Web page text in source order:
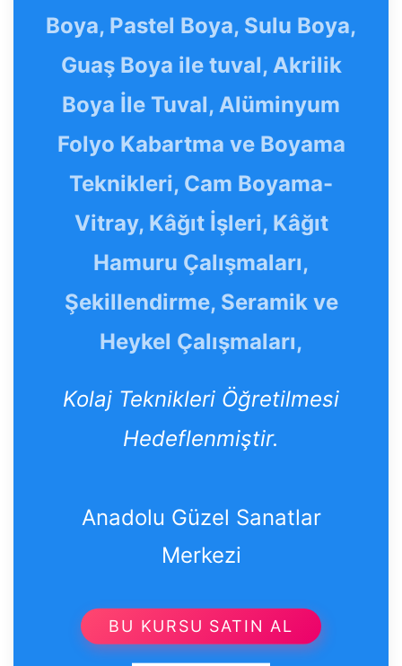
Boya, Pastel Boya, Sulu Boya,
Guaş Boya ile tuval, Akrilik
Boya İle Tuval, Alüminyum
Folyo Kabartma ve Boyama
Teknikleri, Cam Boyama-
Vitray, Kâğıt İşleri, Kâğıt
Hamuru Çalışmaları,
Şekillendirme, Seramik ve
Heykel Çalışmaları,
Kolaj Teknikleri Öğretilmesi
Hedeflenmiştir.
Anadolu Güzel Sanatlar
Merkezi
BU KURSU SATIN AL